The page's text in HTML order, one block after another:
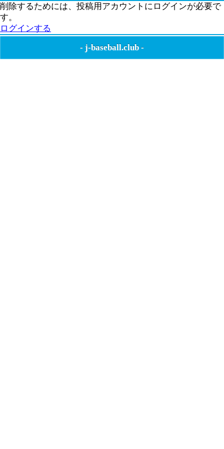
削除するためには、投稿用アカウントにログインが必要で
す。
ログインする
- j-baseball.club -